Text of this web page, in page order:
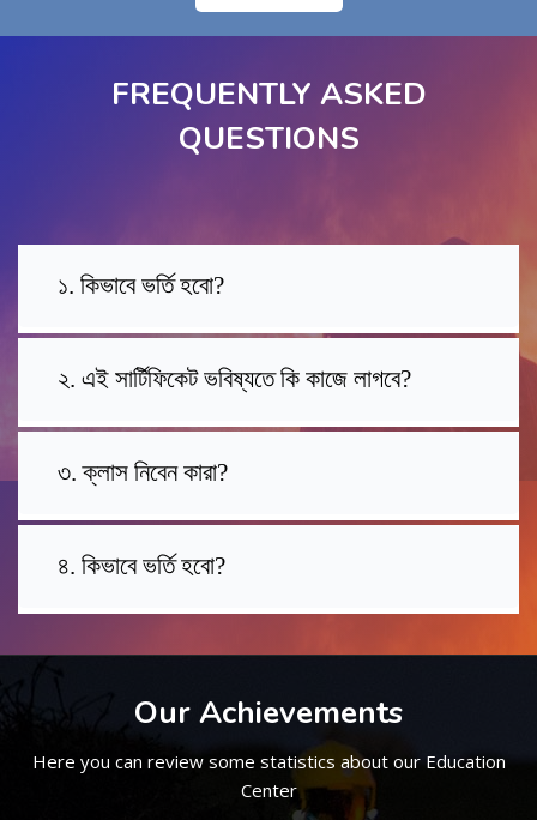
FREQUENTLY ASKED
QUESTIONS
১. কিভাবে ভর্তি হবো?
২. এই সার্টিফিকেট ভবিষ্যতে কি কাজে লাগবে?
৩. ক্লাস নিবেন কারা?
৪. কিভাবে ভর্তি হবো?
Our Achievements
Here you can review some statistics about our Education
Center